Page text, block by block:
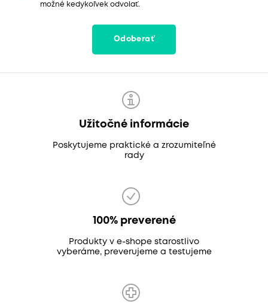
možné kedykoľvek odvolať.
Odoberať
Užitočné informácie
Poskytujeme praktické a zrozumiteľné
rady
100% preverené
Produkty v e-shope starostlivo
vyberáme, preverujeme a testujeme